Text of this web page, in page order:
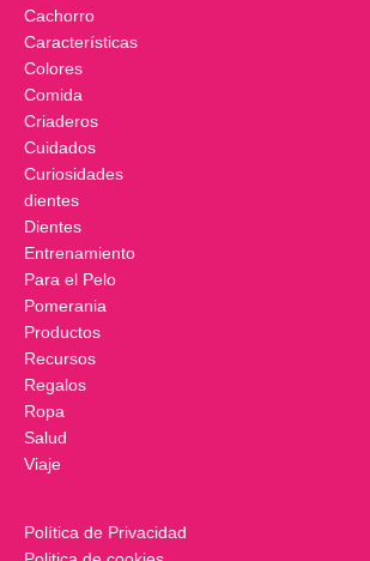
Cachorro
Características
Colores
Comida
Criaderos
Cuidados
Curiosidades
dientes
Dientes
Entrenamiento
Para el Pelo
Pomerania
Productos
Recursos
Regalos
Ropa
Salud
Viaje
Política de Privacidad